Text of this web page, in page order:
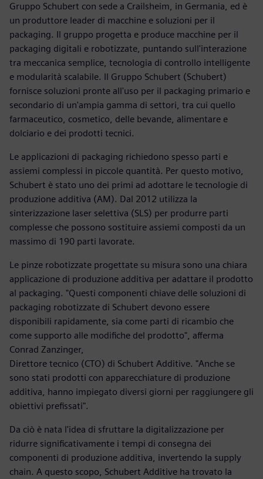
Gruppo Schubert con sede a Crailsheim, in Germania, ed è
un produttore leader di macchine e soluzioni per il
packaging. Il gruppo progetta e produce macchine per il
packaging digitali e robotizzate, puntando sull'interazione
tra meccanica semplice, tecnologia di controllo intelligente
e modularità scalabile. Il Gruppo Schubert (Schubert)
fornisce soluzioni pronte all'uso per il packaging primario e
secondario di un'ampia gamma di settori, tra cui quello
farmaceutico, cosmetico, delle bevande, alimentare e
dolciario e dei prodotti tecnici.
Le applicazioni di packaging richiedono spesso parti e
assiemi complessi in piccole quantità. Per questo motivo,
Schubert è stato uno dei primi ad adottare le tecnologie di
produzione additiva (AM). Dal 2012 utilizza la
sinterizzazione laser selettiva (SLS) per produrre parti
complesse che possono sostituire assiemi composti da un
massimo di 190 parti lavorate.
Le pinze robotizzate progettate su misura sono una chiara
applicazione di produzione additiva per adattare il prodotto
al packaging. "Questi componenti chiave delle soluzioni di
packaging robotizzate di Schubert devono essere
disponibili rapidamente, sia come parti di ricambio che
come supporto alle modifiche del prodotto", afferma
Conrad Zanzinger,
Direttore tecnico (CTO) di Schubert Additive. "Anche se
sono stati prodotti con apparecchiature di produzione
additiva, hanno impiegato diversi giorni per raggiungere gli
obiettivi prefissati".
Da ciò è nata l'idea di sfruttare la digitalizzazione per
ridurre significativamente i tempi di consegna dei
componenti di produzione additiva, invertendo la supply
chain. A questo scopo, Schubert Additive ha trovato la